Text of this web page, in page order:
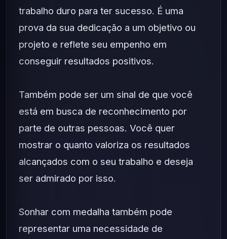
trabalho duro para ter sucesso. É uma
prova da sua dedicação a um objetivo ou
projeto e reflete seu empenho em
conseguir resultados positivos.
Também pode ser um sinal de que você
está em busca de reconhecimento por
parte de outras pessoas. Você quer
mostrar o quanto valoriza os resultados
alcançados com o seu trabalho e deseja
ser admirado por isso.
Sonhar com medalha também pode
representar uma necessidade de